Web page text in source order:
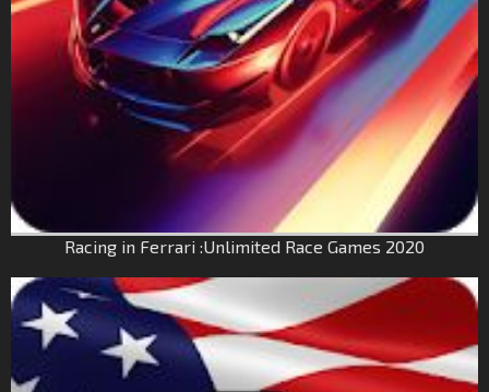
Racing in Ferrari :Unlimited Race Games 2020